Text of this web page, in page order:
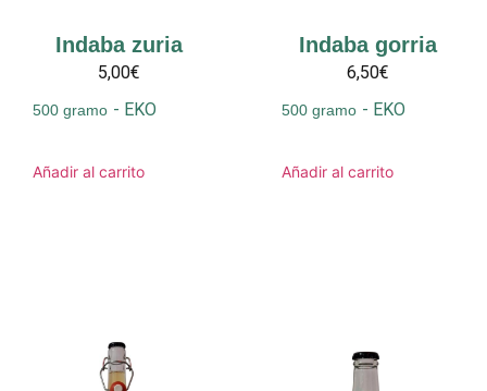
Indaba zuria
5,00€
500 gramo - EKO
Añadir al carrito
Indaba gorria
6,50€
500 gramo - EKO
Añadir al carrito